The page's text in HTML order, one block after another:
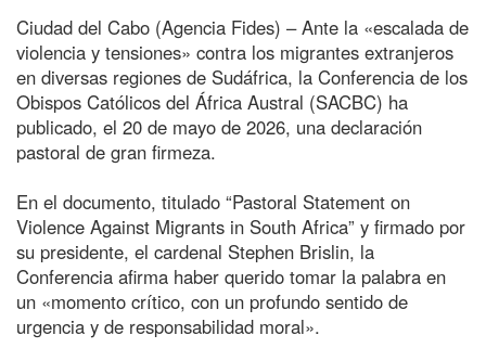
Ciudad del Cabo (Agencia Fides) – Ante la «escalada de
violencia y tensiones» contra los migrantes extranjeros
en diversas regiones de Sudáfrica, la Conferencia de los
Obispos Católicos del África Austral (SACBC) ha
publicado, el 20 de mayo de 2026, una declaración
pastoral de gran firmeza.
En el documento, titulado “Pastoral Statement on
Violence Against Migrants in South Africa” y firmado por
su presidente, el cardenal Stephen Brislin, la
Conferencia afirma haber querido tomar la palabra en
un «momento crítico, con un profundo sentido de
urgencia y de responsabilidad moral».